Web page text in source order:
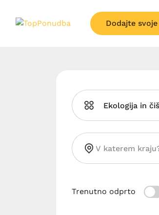
Dodajte
Ekologija in
Trenutno odprto